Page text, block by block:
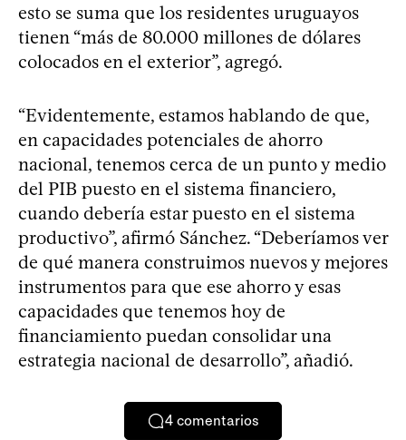
esto se suma que los residentes uruguayos
tienen “más de 80.000 millones de dólares
colocados en el exterior”, agregó.
“Evidentemente, estamos hablando de que,
en capacidades potenciales de ahorro
nacional, tenemos cerca de un punto y medio
del PIB puesto en el sistema financiero,
cuando debería estar puesto en el sistema
productivo”, afirmó Sánchez. “Deberíamos ver
de qué manera construimos nuevos y mejores
instrumentos para que ese ahorro y esas
capacidades que tenemos hoy de
financiamiento puedan consolidar una
estrategia nacional de desarrollo”, añadió.
4 comentarios